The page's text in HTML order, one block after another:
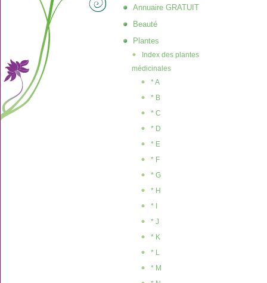
Annuaire GRATUIT
Beauté
Plantes
Index des plantes
médicinales
* A
* B
* C
* D
* E
* F
* G
* H
* I
* J
* K
* L
* M